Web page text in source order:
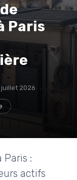
Paris
juillet 2026
Paris :
actifs